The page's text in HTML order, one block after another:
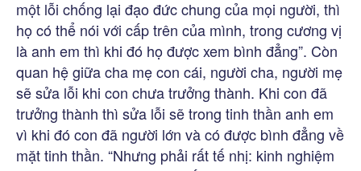
một lỗi chống lại đạo đức chung của mọi người, thì
họ có thể nói với cấp trên của mình, trong cương vị
là anh em thì khi đó họ được xem bình đẳng”. Còn
quan hệ giữa cha mẹ con cái, người cha, người mẹ
sẽ sửa lỗi khi con chưa trưởng thành. Khi con đã
trưởng thành thì sửa lỗi sẽ trong tinh thần anh em
vì khi đó con đã người lớn và có được bình đẳng về
mặt tinh thần. “Nhưng phải rất tế nhị: kinh nghiệm